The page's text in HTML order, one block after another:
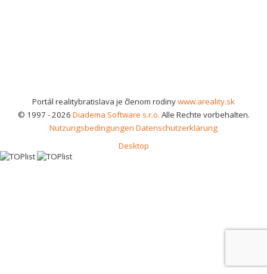
Portál realitybratislava je členom rodinywww.areality.sk
© 1997 - 2026 Diadema Software s.r.o. Alle Rechte vorbehalten.
Nutzungsbedingungen Datenschutzerklärung
Desktop